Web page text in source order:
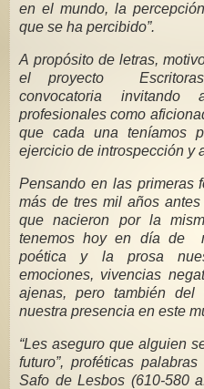
en el mundo, la
que se ha percibido”.
A propósito de letras,
el proyecto
convocatoria
profesionales como
que cada una teníamos
ejercicio de introspección y
Pensando en las primeras
más de tres mil años
que nacieron por la
tenemos hoy en día de
poética y la prosa
emociones, vivencias
ajenas, pero también
nuestra presencia en este
“Les aseguro que alguien
futuro”, proféticas
Safo de Lesbos (610-580